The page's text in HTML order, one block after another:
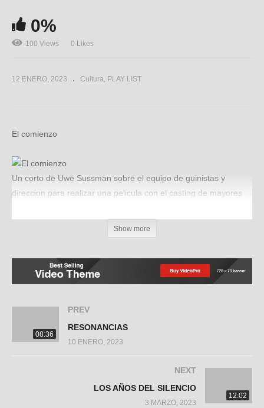
0%
100 Views 0 Likes
12 ENERO, 2023 Cultura PLAY LIST
El comienzo
Un corto de Uwe Sussman sobre el equipo de guinistas y
direccion para realizar una pelicula con el casting de mayores
(Visited 100 times, 1 visits today)Show more
08:36
PREV
RESONANCIAS
10 ENERO, 2023
12:02
NEXT
LOS AÑOS DEL SILENCIO
3 MARZO, 2023